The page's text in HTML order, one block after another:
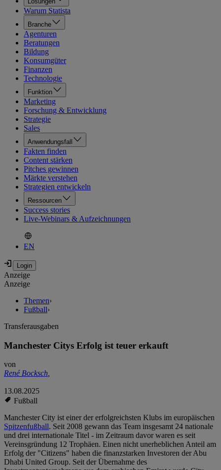
Warum Statista
Branche
Agenturen
Beratungen
Bildung
Konsumgüter
Finanzen
Technologie
Funktion
Marketing
Forschung & Entwicklung
Strategie
Sales
Anwendungsfall
Fakten finden
Content stärken
Pitches gewinnen
Märkte verstehen
Strategien entwickeln
Ressourcen
Success stories
Live-Webinars & Aufzeichnungen
EN
Anzeige
Anzeige
Themen›
Fußball›
Transferausgaben
Manchester Citys Erfolg ist teuer erkauft
von
René Bocksch,
13.08.2025
Fußball
Manchester City ist einer der erfolgreichsten Klubs im europäischen
Spitzenfußball. Seit 2008 gewann das Team insgesamt 24 nationale
und drei internationale Titel - im Zeitraum davor waren es seit
Vereinsgründung 12 Trophäen. Einen nicht unerheblichen Anteil am
Erfolg der "Citizens" haben die finanzstarken Investoren der Abu
Dhabi United Group. Seit der Übernahme des